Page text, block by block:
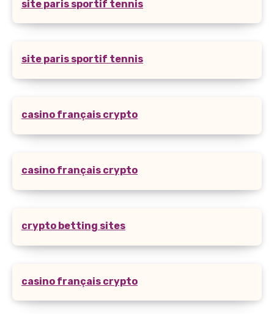
site paris sportif tennis
site paris sportif tennis
casino français crypto
casino français crypto
crypto betting sites
casino français crypto